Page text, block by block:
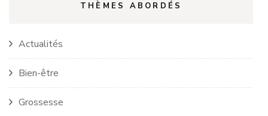
THÈMES ABORDÉS
Actualités
Bien-être
Grossesse